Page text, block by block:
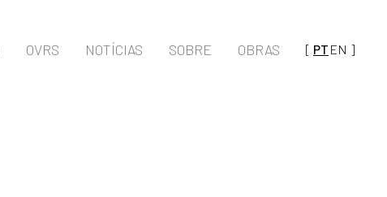
OVRS NOTÍCIAS SOBRE OBRAS [ PT EN ]